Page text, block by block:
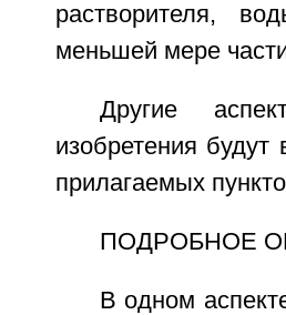
растворителя,
меньшей мере
Другие
изобретения
прилагаемых
ПОДРОБНОЕ
В одном